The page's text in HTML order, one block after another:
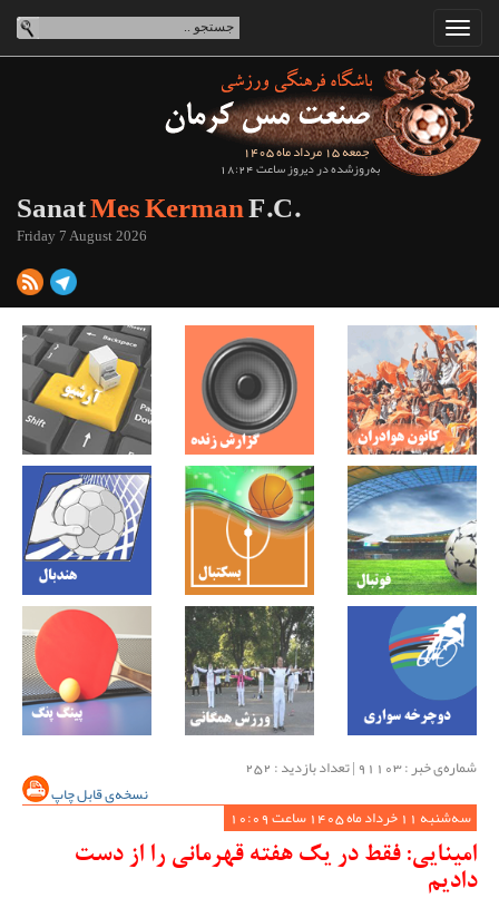
جمعه 15 مرداد ماه 1405
به‌روزشده در دیروز ساعت 18:24
SanatMes KermanF.C.
Friday 7 August 2026
شماره‌ی خبر : ‌91103 | تعداد بازدید : 252
نسخه‌ی قابل چاپ
سه‌شنبه 11 خرداد ماه 1405 ساعت 10:09
امینایی: فقط در یک هفته قهرمانی را از دست
دادیم